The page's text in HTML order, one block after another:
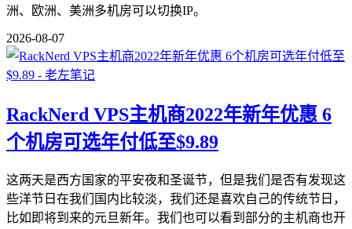
洲、欧洲、美洲多机房可以切换IP。
2026-08-07
RackNerd VPS主机商2022年新年优惠 6
个机房可选年付低至$9.89
这两天是西方国家的平安夜和圣诞节，但是我们是否有发现这
些洋节日在我们国内比较淡，我们还是喜欢自己的传统节日，
比如即将到来的元旦新年。我们也可以看到部分的主机商也开